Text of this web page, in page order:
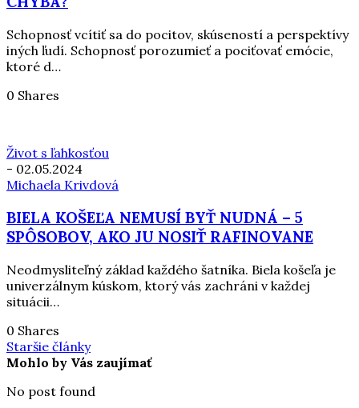
Schopnosť vcítiť sa do pocitov, skúseností a perspektívy
iných ľudí. Schopnosť porozumieť a pociťovať emócie,
ktoré d…
0 Shares
Život s ľahkosťou
- 02.05.2024
Michaela Krivdová
BIELA KOŠEĽA NEMUSÍ BYŤ NUDNÁ – 5
SPÔSOBOV, AKO JU NOSIŤ RAFINOVANE
Neodmysliteľný základ každého šatníka. Biela košeľa je
univerzálnym kúskom, ktorý vás zachráni v každej
situácii…
0 Shares
Staršie články
Mohlo by Vás zaujímať
No post found